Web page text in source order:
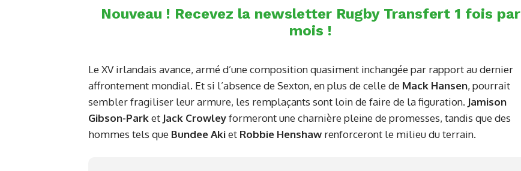
Nouveau ! Recevez la newsletter Rugby Transfert 1 fois par
mois !
Le XV irlandais avance, armé d’une composition quasiment inchangée par rapport au dernier
affrontement mondial. Et si l’absence de Sexton, en plus de celle de Mack Hansen, pourrait
sembler fragiliser leur armure, les remplaçants sont loin de faire de la figuration. Jamison
Gibson-Parket Jack Crowleyformeront une charnière pleine de promesses, tandis que des
hommes tels que Bundee Akiet Robbie Henshaw renforceront le milieu du terrain.